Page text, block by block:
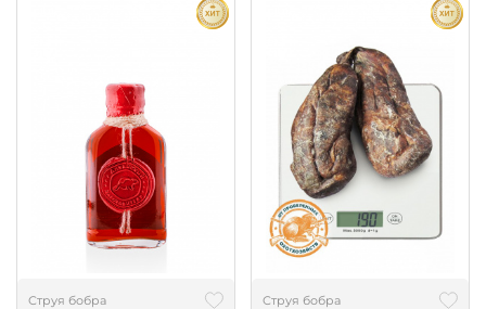
Струя бобра Струя бобра